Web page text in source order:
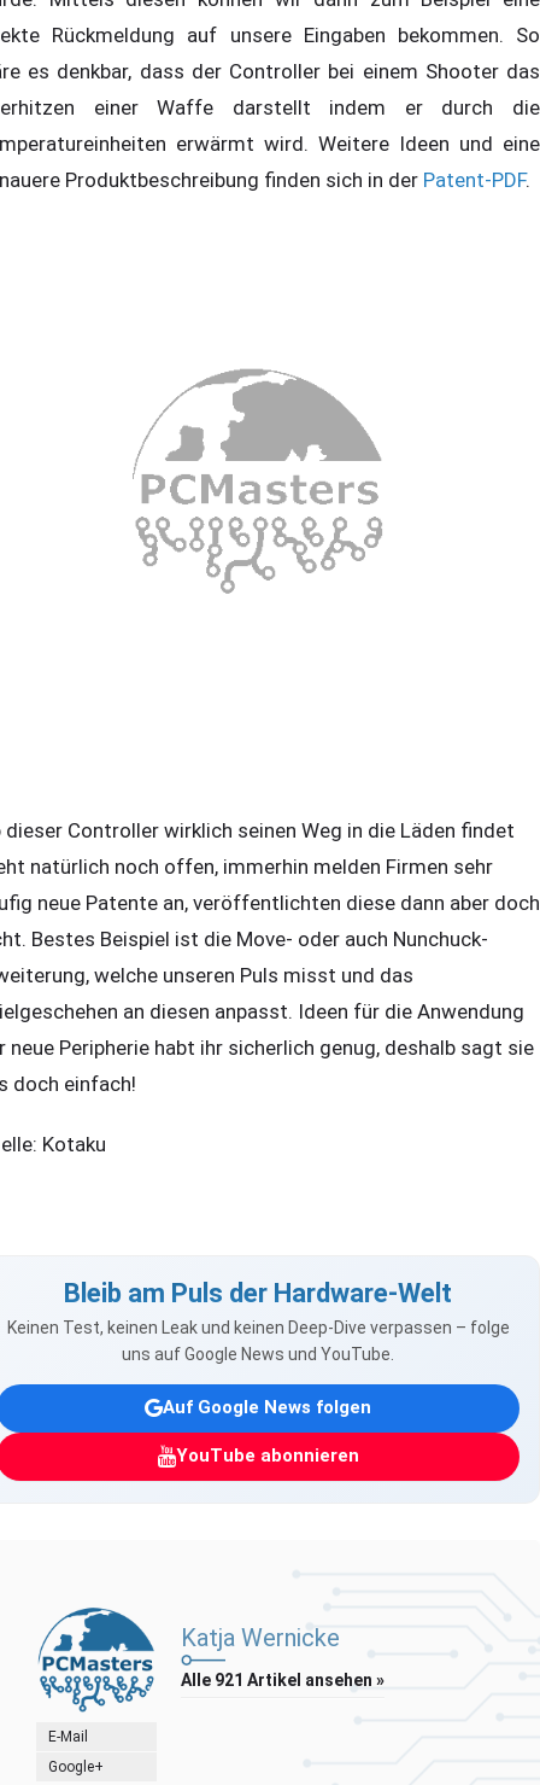
Rückmeldung auf unsere Eingaben bekommen. So
es denkbar, dass der Controller bei einem Shooter das
einer Waffe darstellt indem er durch die
erwärmt wird. Weitere Ideen und eine
Produktbeschreibung finden sich in der Patent-PDF.
dieser Controller wirklich seinen Weg in die Läden findet
natürlich noch offen, immerhin melden Firmen sehr
neue Patente an, veröffentlichten diese dann aber doch
Bestes Beispiel ist die Move- oder auch Nunchuck-
welche unseren Puls misst und das
an diesen anpasst. Ideen für die Anwendung
neue Peripherie habt ihr sicherlich genug, deshalb sagt sie
doch einfach!
Kotaku
Bleib am Puls der Hardware-Welt
Keinen Test, keinen Leak und keinen Deep-Dive verpassen – folge
uns auf Google News und YouTube.
Auf Google News folgen
YouTube abonnieren
E-Mail
Google+
Katja Wernicke
Alle 921 Artikel ansehen »